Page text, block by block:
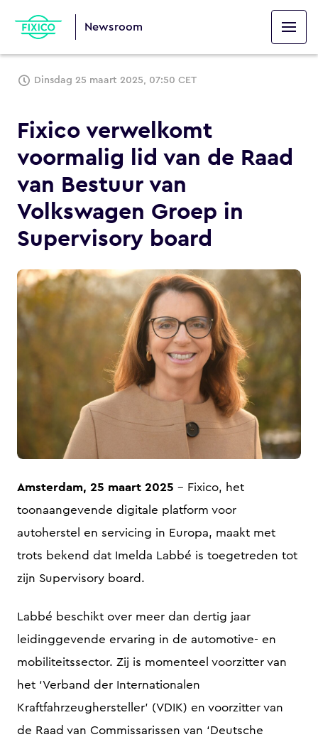
Newsroom
Dinsdag 25 maart 2025, 07:50 CET
Fixico verwelkomt
voormalig lid van de Raad
van Bestuur van
Volkswagen Groep in
Supervisory board
Amsterdam, 25 maart 2025 – Fixico, het
toonaangevende digitale platform voor
autoherstel en servicing in Europa, maakt met
trots bekend dat Imelda Labbé is toegetreden tot
zijn Supervisory board.
Labbé beschikt over meer dan dertig jaar
leidinggevende ervaring in de automotive- en
mobiliteitssector. Zij is momenteel voorzitter van
het ‘Verband der Internationalen
Kraftfahrzeughersteller’ (VDIK) en voorzitter van
de Raad van Commissarissen van ‘Deutsche